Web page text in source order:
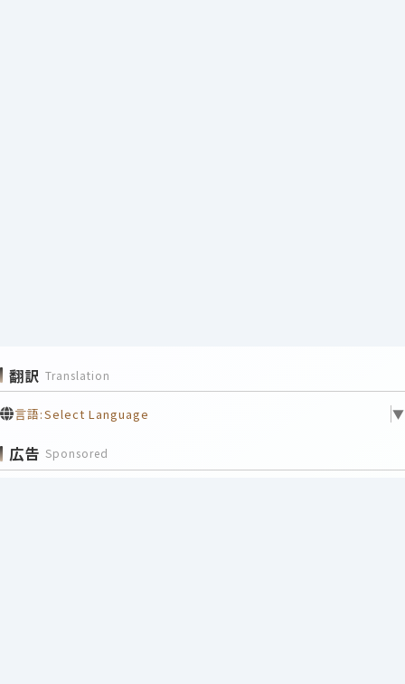
翻訳 Translation
言語:Select Language ▼
広告 Sponsored